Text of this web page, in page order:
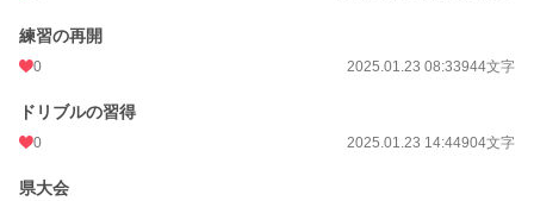
練習の再開
0 2025.01.23 08:33944文字
ドリブルの習得
0 2025.01.23 14:44904文字
県大会